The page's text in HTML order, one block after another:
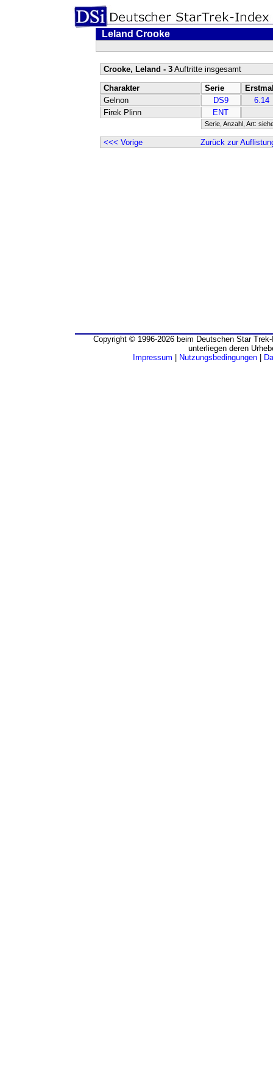
Leland Crooke
Crooke, Leland - 3Auftritte insgesamt
Charakter Serie
Gelnon
DS9
6.14
Firek Plinn
ENT
Serie, Anzahl, Art:
<<< Vorige Zurück zur
Copyright © 1996-2026 beim Deutschen Star
unterliegen deren
Impressum
Nutzungsbedingungen